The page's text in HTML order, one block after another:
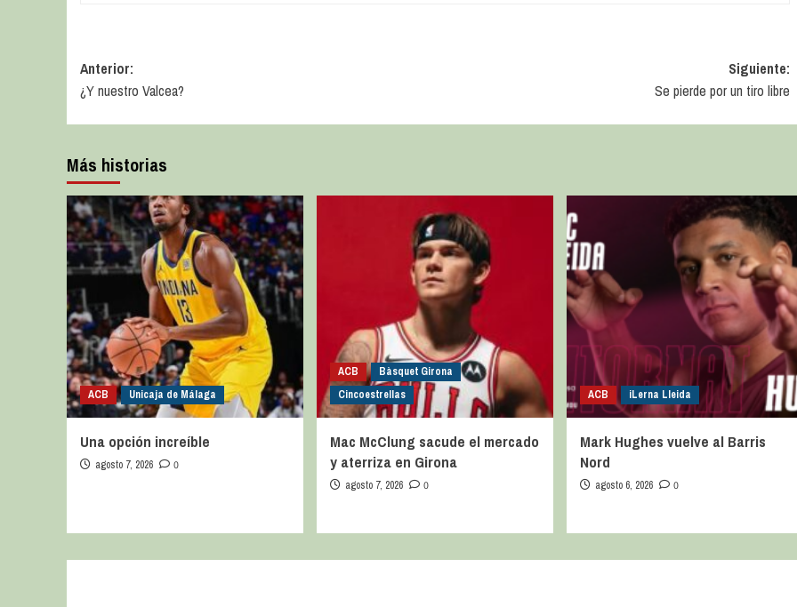
Anterior:
¿Y nuestro Valcea?
Siguiente:
Se pierde por un tiro libre
Más historias
ACB Unicaja de Málaga
Una opción increíble
agosto 7, 2026 0
ACB
Bàsquet Girona
Cincoestrellas
Mac McClung sacude el mercado
y aterriza en Girona
agosto 7, 2026 0
ACB iLerna Lleida
Mark Hughes vuelve al Barris
Nord
agosto 6, 2026 0